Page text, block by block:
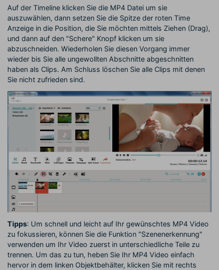
Auf der Timeline klicken Sie die MP4 Datei um sie
auszuwählen, dann setzen Sie die Spitze der roten Time
Anzeige in die Position, die Sie möchten mittels Ziehen (Drag),
und dann auf den "Schere" Knopf klicken um sie
abzuschneiden. Wiederholen Sie diesen Vorgang immer
wieder bis Sie alle ungewollten Abschnitte abgeschnitten
haben als Clips. Am Schluss löschen Sie alle Clips mit denen
Sie nicht zufrieden sind.
Tipps: Um schnell und leicht auf Ihr gewünschtes MP4 Video
zu fokussieren, können Sie die Funktion "Szenenerkennung"
verwenden um Ihr Video zuerst in unterschiedliche Teile zu
trennen. Um das zu tun, heben Sie Ihr MP4 Video einfach
hervor in dem linken Objektbehälter, klicken Sie mit rechts